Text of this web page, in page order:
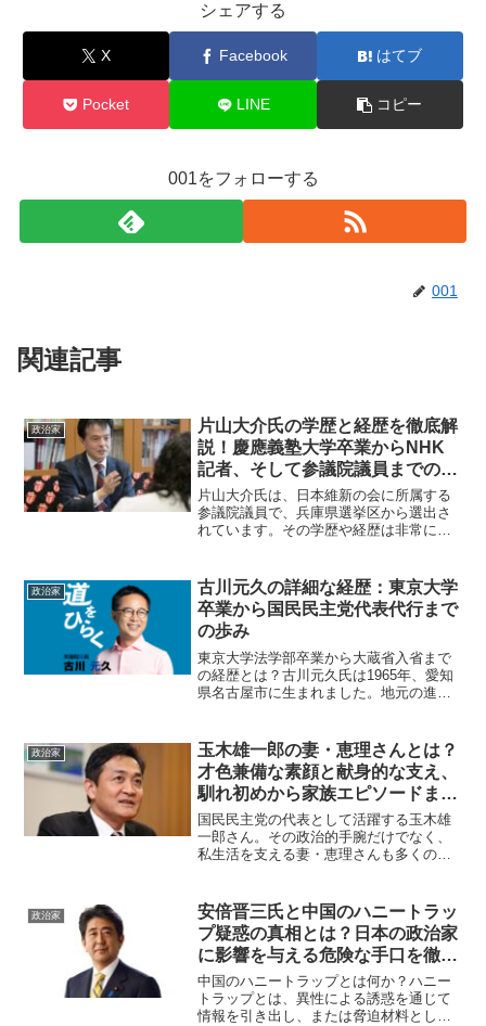
シェアする
X Facebook はてブ
Pocket LINE コピー
001をフォローする
001
関連記事
政治家
片山大介氏の学歴と経歴を徹底解
説！慶應義塾大学卒業からNHK
記者、そして参議院議員までの歩
みとは？
片山大介氏は、日本維新の会に所属する
参議院議員で、兵庫県選挙区から選出さ
れています。その学歴や経歴は非常に多
歴や経歴について詳しく掘り下げていき
ます。片山大介氏の出身大...
政治家
古川元久の詳細な経歴：東京大学
卒業から国民民主党代表代行まで
の歩み
東京大学法学部卒業から大蔵省入省まで
の経歴とは？古川元久氏は1965年、愛知
県名古屋市に生まれました。地元の進学
1986年には司法試験に合格し、優秀な成
績でその才能を発揮...
政治家
玉木雄一郎の妻・恵理さんとは？
才色兼備な素顔と献身的な支え、
馴れ初めから家族エピソードまで
徹底解説
国民民主党の代表として活躍する玉木雄
一郎さん。その政治的手腕だけでなく、
私生活を支える妻・恵理さんも多くの注
夫婦の馴れ初め、現在の家庭での役割に
ついて詳しくご紹介します...
政治家
安倍晋三氏と中国のハニートラッ
プ疑惑の真相とは？日本の政治家
に影響を与える危険な手口を徹底
解説
中国のハニートラップとは何か？ハニー
トラップとは、異性による誘惑を通じて
情報を引き出し、または脅迫材料として